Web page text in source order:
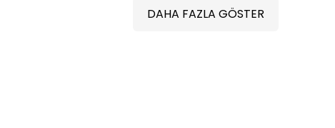
DAHA FAZLA GÖSTER